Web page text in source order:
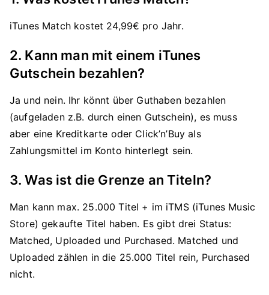
iTunes Match kostet 24,99€ pro Jahr.
2. Kann man mit einem iTunes
Gutschein bezahlen?
Ja und nein. Ihr könnt über Guthaben bezahlen
(aufgeladen z.B. durch einen Gutschein), es muss
aber eine Kreditkarte oder Click’n’Buy als
Zahlungsmittel im Konto hinterlegt sein.
3. Was ist die Grenze an Titeln?
Man kann max. 25.000 Titel + im iTMS (iTunes Music
Store) gekaufte Titel haben. Es gibt drei Status:
Matched, Uploaded und Purchased. Matched und
Uploaded zählen in die 25.000 Titel rein, Purchased
nicht.